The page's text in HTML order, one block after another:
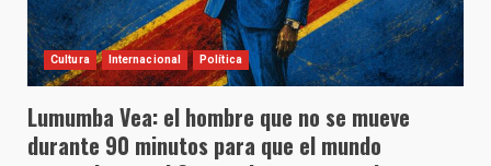
Cultura Internacional Política
Lumumba Vea: el hombre que no se mueve
durante 90 minutos para que el mundo